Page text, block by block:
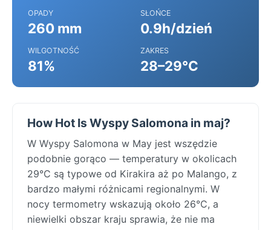
OPADY
260 mm
SŁOŃCE
0.9h/dzień
WILGOTNOŚĆ
81%
ZAKRES
28–29°C
How Hot Is Wyspy Salomona in maj?
W Wyspy Salomona w May jest wszędzie
podobnie gorąco — temperatury w okolicach
29°C są typowe od Kirakira aż po Malango, z
bardzo małymi różnicami regionalnymi. W
nocy termometry wskazują około 26°C, a
niewielki obszar kraju sprawia, że nie ma